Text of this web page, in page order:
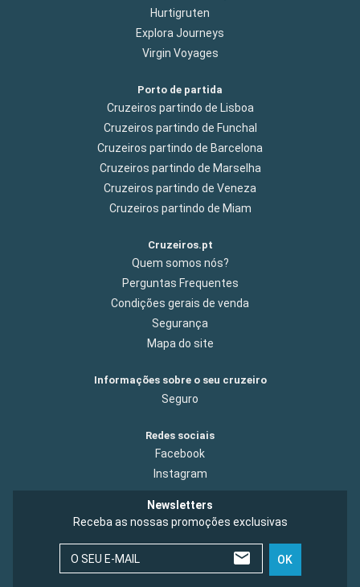
Hurtigruten
Explora Journeys
Virgin Voyages
Porto de partida
Cruzeiros partindo de Lisboa
Cruzeiros partindo de Funchal
Cruzeiros partindo de Barcelona
Cruzeiros partindo de Marselha
Cruzeiros partindo de Veneza
Cruzeiros partindo de Miam
Cruzeiros.pt
Quem somos nós?
Perguntas Frequentes
Condições gerais de venda
Segurança
Mapa do site
Informações sobre o seu cruzeiro
Seguro
Redes sociais
Facebook
Instagram
Newsletters
Receba as nossas promoções exclusivas
O SEU E-MAIL OK